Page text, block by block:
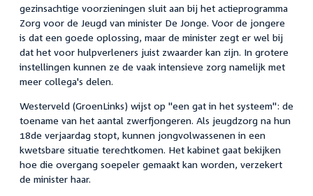
gezinsachtige voorzieningen sluit aan bij het actieprogramma
Zorg voor de Jeugd van minister De Jonge. Voor de jongere
is dat een goede oplossing, maar de minister zegt er wel bij
dat het voor hulpverleners juist zwaarder kan zijn. In grotere
instellingen kunnen ze de vaak intensieve zorg namelijk met
meer collega's delen.
Westerveld (GroenLinks) wijst op "een gat in het systeem": de
toename van het aantal zwerfjongeren. Als jeugdzorg na hun
18de verjaardag stopt, kunnen jongvolwassenen in een
kwetsbare situatie terechtkomen. Het kabinet gaat bekijken
hoe die overgang soepeler gemaakt kan worden, verzekert
de minister haar.